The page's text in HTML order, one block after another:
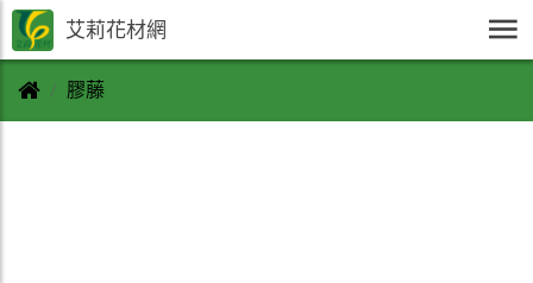
艾莉花材網
膠藤